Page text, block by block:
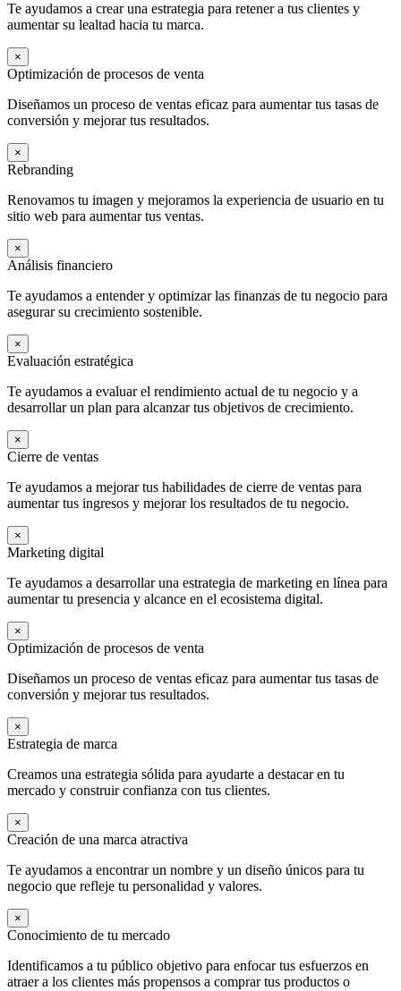
Te ayudamos a crear una estrategia para retener a tus clientes y
aumentar su lealtad hacia tu marca.
×
Optimización de procesos de venta
Diseñamos un proceso de ventas eficaz para aumentar tus tasas de
conversión y mejorar tus resultados.
×
Rebranding
Renovamos tu imagen y mejoramos la experiencia de usuario en tu
sitio web para aumentar tus ventas.
×
Análisis financiero
Te ayudamos a entender y optimizar las finanzas de tu negocio para
asegurar su crecimiento sostenible.
×
Evaluación estratégica
Te ayudamos a evaluar el rendimiento actual de tu negocio y a
desarrollar un plan para alcanzar tus objetivos de crecimiento.
×
Cierre de ventas
Te ayudamos a mejorar tus habilidades de cierre de ventas para
aumentar tus ingresos y mejorar los resultados de tu negocio.
×
Marketing digital
Te ayudamos a desarrollar una estrategia de marketing en línea para
aumentar tu presencia y alcance en el ecosistema digital.
×
Optimización de procesos de venta
Diseñamos un proceso de ventas eficaz para aumentar tus tasas de
conversión y mejorar tus resultados.
×
Estrategia de marca
Creamos una estrategia sólida para ayudarte a destacar en tu
mercado y construir confianza con tus clientes.
×
Creación de una marca atractiva
Te ayudamos a encontrar un nombre y un diseño únicos para tu
negocio que refleje tu personalidad y valores.
×
Conocimiento de tu mercado
Identificamos a tu público objetivo para enfocar tus esfuerzos en
atraer a los clientes más propensos a comprar tus productos o